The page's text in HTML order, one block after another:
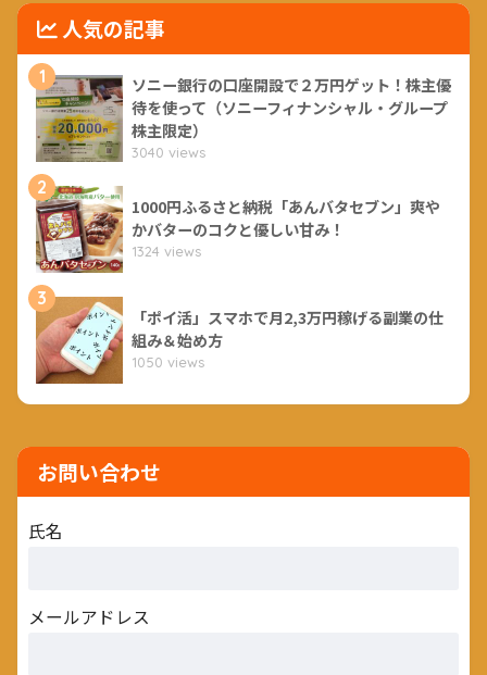
人気の記事
1
ソニー銀行の口座開設で２万円ゲット！株主優
待を使って（ソニーフィナンシャル・グループ
株主限定）
3040 views
2
1000円ふるさと納税「あんバタセブン」爽や
かバターのコクと優しい甘み！
1324 views
3
「ポイ活」スマホで月2,3万円稼げる副業の仕
組み＆始め方
1050 views
お問い合わせ
氏名
メールアドレス